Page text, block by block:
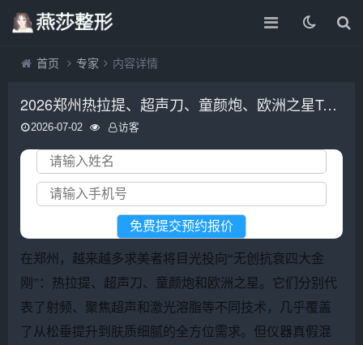
首页 专家 内容详情
2026郑州热拉提、超声刀、童颜炮、欧洲之星Top医院推荐
2026-07-02 访客
在郑州，越来越多求美者将目光投向“无创抗衰四大金
刚”：热拉提、超声刀、童颜炮和欧洲之星。它们分别代
表了射频、聚焦超声和激光溶脂等不同技术，几乎覆盖
了从松垂提升到肤质细腻的全方位需求。但仪器真假混